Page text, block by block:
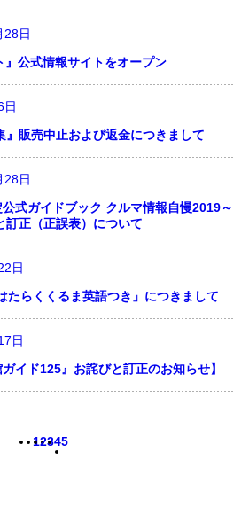
28日
』公式情報サイトをオープン
日
販売中止および返金につきまして
28日
公式ガイドブック クルマ情報自慢2019～
訂正（正誤表）について
日
たらくくるま英語つき」につきまして
日
イド125』お詫びと訂正のお知らせ】
12345